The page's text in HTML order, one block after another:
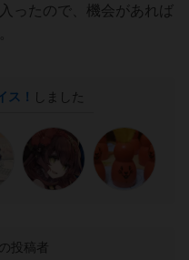
ったので、機会があれば
ス！ しました
投稿者